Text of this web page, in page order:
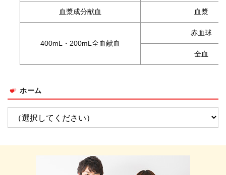
血漿成分献血 血漿
400mL・200mL全血献血
赤血球
全血
ホーム